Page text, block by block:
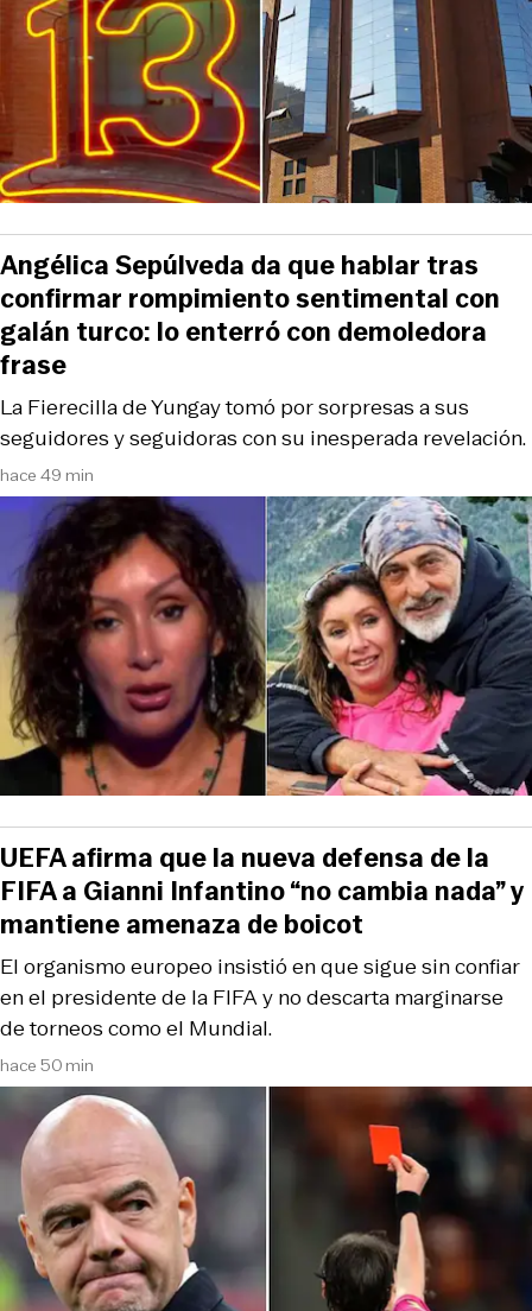
hace 49 min
La Fierecilla de Yungay tomó por sorpresas a sus
seguidores y seguidoras con su inesperada revelación.
Angélica Sepúlveda da que hablar tras
confirmar rompimiento sentimental con
galán turco: lo enterró con demoledora
frase
hace 50 min
El organismo europeo insistió en que sigue sin confiar
en el presidente de la FIFA y no descarta marginarse
de torneos como el Mundial.
UEFA afirma que la nueva defensa de la
FIFA a Gianni Infantino “no cambia nada” y
mantiene amenaza de boicot